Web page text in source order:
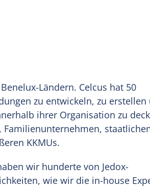
Ländern. Celcus hat 50
zu entwickeln, zu erstellen
ihrer Organisation zu
KKMUs.
wir hunderte von Jedox-
wie wir die in-house